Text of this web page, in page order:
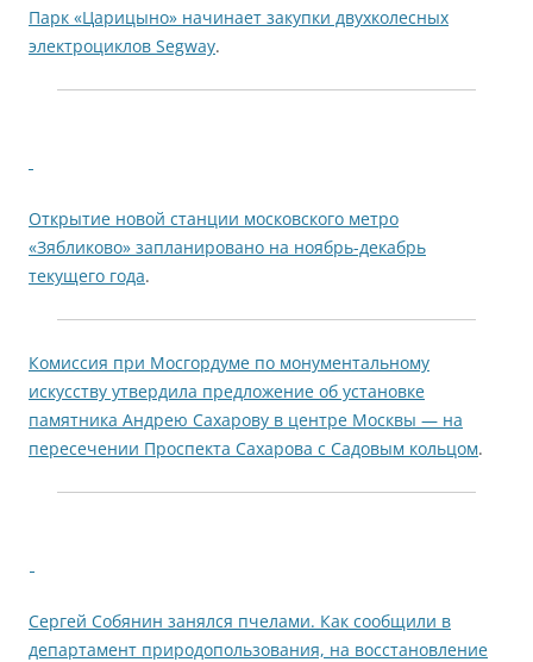
Парк «Царицыно» начинает закупки двухколесных
электроциклов Segway.
Открытие новой станции московского метро
«Зябликово» запланировано на ноябрь-декабрь
текущего года.
Комиссия при Мосгордуме по монументальному
искусству утвердила предложение об установке
памятника Андрею Сахарову в центре Москвы — на
пересечении Проспекта Сахарова с Садовым кольцом.
Сергей Собянин занялся пчелами. Как сообщили в
департамент природопользования, на восстановление